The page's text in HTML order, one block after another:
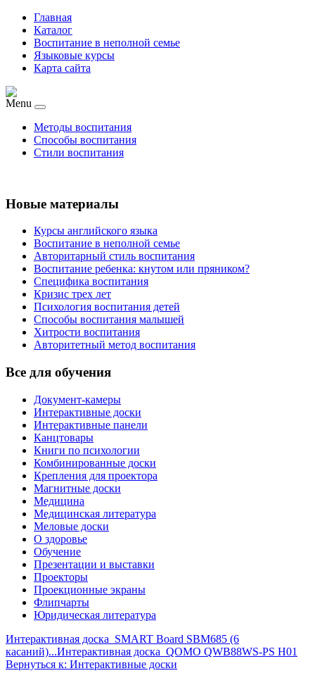
Главная
Каталог
Воспитание в неполной семье
Языковые курсы
Карта сайта
Menu
Методы воспитания
Способы воспитания
Стили воспитания
Новые материалы
Курсы английского языка
Воспитание в неполной семье
Авторитарный стиль воспитания
Воспитание ребенка: кнутом или пряником?
Специфика воспитания
Кризис трех лет
Психология воспитания детей
Способы воспитания малышей
Хитрости воспитания
Авторитетный метод воспитания
Все для обучения
Документ-камеры
Интерактивные доски
Интерактивные панели
Канцтовары
Книги по психологии
Комбинированные доски
Крепления для проектора
Магнитные доски
Медицина
Медицинская литература
Меловые доски
О здоровье
Обучение
Презентации и выставки
Проекторы
Проекционные экраны
Флипчарты
Юридическая литература
Интерактивная доска_SMART Board SBM685 (6
касаний)...Интерактивная доска_QOMO QWB88WS-PS H01
Вернуться к: Интерактивные доски